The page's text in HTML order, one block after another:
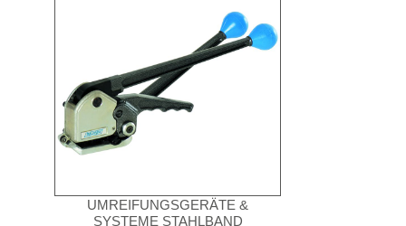
UMREIFUNGSGERÄTE &
SYSTEME STAHLBAND